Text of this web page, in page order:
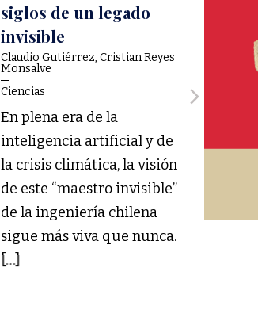
siglos de un legado
invisible
Claudio Gutiérrez, Cristian Reyes
Monsalve
Ciencias
En plena era de la
inteligencia artificial y de
la crisis climática, la visión
de este “maestro invisible”
de la ingeniería chilena
sigue más viva que nunca.
[…]
Anil
explica
qué es